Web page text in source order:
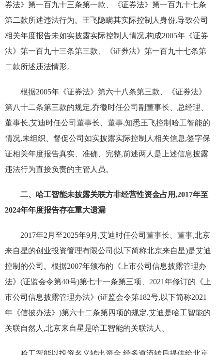
券法》第一百九十三条第一款、《证券法》第一百九十七条
第二款所述违法行为。王飞隐瞒其实际控制人身份,导致公司
相关年度报告未如实披露实际控制人情况,构成2005年《证券
法》第一百九十三条第三款、《证券法》第一百九十七条第
二款所述违法情形。
根据2005年《证券法》第六十八条第三款、《证券法》
第八十二条第三款的规定,乔徽时任公司副董事长、总经理、
董事长,艾迪时任公司董事长、董事,知悉王飞控制哈工智能的
情况,未组织、督促公司如实披露实际控制人相关信息,签字保
证相关年度报告真实、准确、完整,前述两人是上述信息披露
违法行为直接负责的主管人员。
二、哈工智能未披露关联方非经营性资金占用,2017年至
2024年年度报告存在重大遗漏
2017年2月至2025年9月,艾迪时任公司董事长、董事,北京
来自星的创业投资管理有限公司(以下简称北京来自星)是艾迪
控制的公司。根据2007年颁布的《上市公司信息披露管理办
法》(证监会令第40号)第七十一条第三项、2021年修订的《上
市公司信息披露管理办法》(证监会令第182号,以下简称2021
年《信披办法》)第六十二条第四项的规定,艾迪是哈工智能的
关联自然人,北京来自星是哈工智能的关联法人。